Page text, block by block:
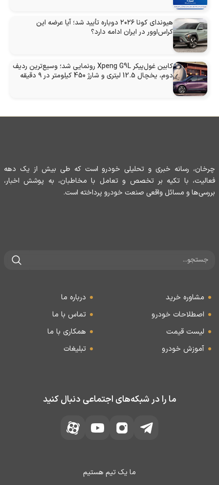
هیوندای کونا ۲۰۲۶ دوباره تأیید شد؛ آیا عرضه این
کراس‌اوور در ایران ادامه دارد؟
کابین غول‌پیکر Xpeng G9L رونمایی شد؛ وسیع‌ترین ردیف
دوم، یخچال 12.5 لیتری و شارژ 450 کیلومتر در ۹ دقیقه
چرخان، رسانه خبری و تحلیلی خودرو است که طی بیش از یک دهه
فعالیت، با تکیه بر تخصص و تعامل با مخاطبان، به پوشش اخبار،
بررسی‌ها و مسائل واقعی صنعت خودرو پرداخته است.
مشاوره خرید
اصطلاحات خودرو
لیست قیمت
آموزش خودرو
درباره ما
تماس با ما
همکاری با ما
تبلیغات
ما را در شبکه‌های اجتماعی دنبال کنید
ما یک تیم هستیم